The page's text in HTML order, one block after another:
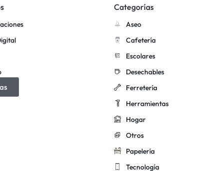
Categorías
Aseo
Cafetería
Escolares
Desechables
Ferretería
Herramientas
Hogar
Otros
Papelería
Tecnología